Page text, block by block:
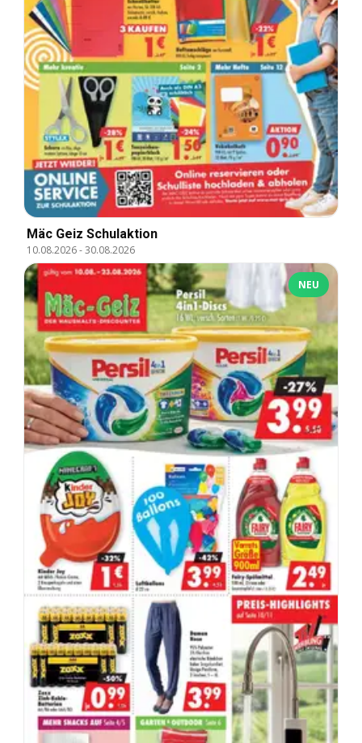
Mäc Geiz Schulaktion
10.08.2026-30.08.2026
NEU